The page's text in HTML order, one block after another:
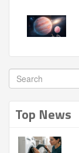
Top News